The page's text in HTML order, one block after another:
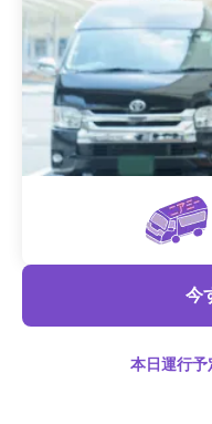
今
本日運行